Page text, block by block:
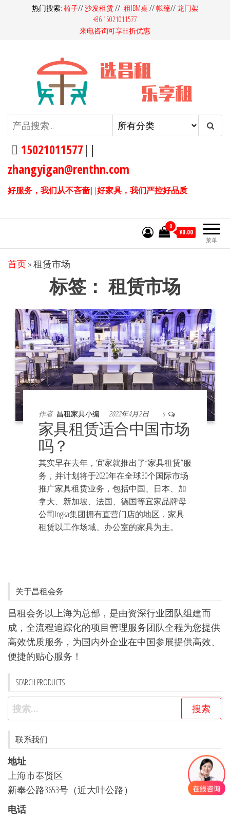
热门搜索: 椅子//沙发租赁// 租IBM桌 //帐篷//龙门架
+86 15021011577
来电咨询可享88折优惠
昌租会务家具租赁-桌椅租赁-高档
沙发租赁-吧桌吧椅租赁-展览展会
家具租赁
昌租会务一站式家具租赁平
台，多快好省选昌租会务！同
15021011577||
zhangyigan@renthn.com
好服务，我们从不吝啬||好家具，我们严控好品质
菜单
0
¥0.00
首页»租赁市场
标签：租赁市场
作者 昌租家具小编 2022年4月2日 0
家具租赁适合中国市场
吗？
其实早在去年，宜家就推出了“家具租赁”服
务，并计划将于2020年在全球30个国际市场
推广家具租赁业务，包括中国、日本、加
拿大、新加坡、法国、德国等宜家品牌母
公司Ingka集团拥有直营门店的地区，家具
租赁以工作场域、办公室的家具为主。
关于昌租会务
昌租会务以上海为总部，是由资深行业团队组建而
成，全流程追踪化的项目管理服务团队全程为您提供
高效优质服务，为国内外企业在中国参展提供高效、
便捷的贴心服务！
SEARCH PRODUCTS
搜
索：
联系我们
地址
上海市奉贤区
新奉公路3653号（近大叶公路）
电话